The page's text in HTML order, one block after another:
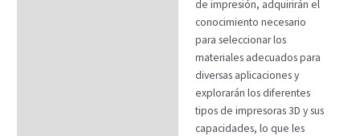
de impresión, adquirirán el
conocimiento necesario
para seleccionar los
materiales adecuados para
diversas aplicaciones y
explorarán los diferentes
tipos de impresoras 3D y sus
capacidades, lo que les